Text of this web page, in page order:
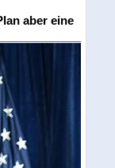
aber eine